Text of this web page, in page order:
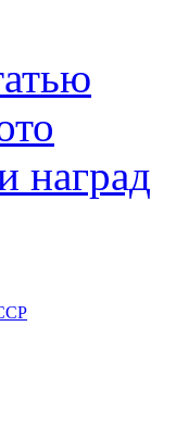
наград